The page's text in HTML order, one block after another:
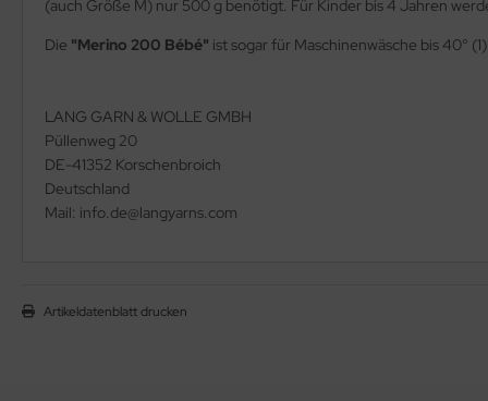
(auch Größe M) nur 500 g benötigt. Für Kinder bis 4 Jahren
Die "Merino 200 Bébé" ist sogar für Maschinenwäsche bis 40°
LANG GARN & WOLLE GMBH
Püllenweg 20
DE-41352 Korschenbroich
Deutschland
Mail: info.de@langyarns.com
Artikeldatenblatt drucken